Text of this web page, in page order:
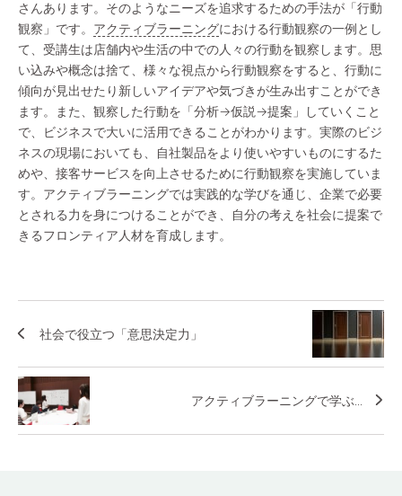
さんあります。そのようなニーズを追求するための手法が「行動
観察」です。 アクティブラーニングにおける行動観察の一例とし
て、受講生は店舗内や生活の中での人々の行動を観察します。思
い込みや概念は捨て、様々な視点から行動観察をすると、行動に
傾向が見出せたり新しいアイデアや気づきが生み出すことができ
ます。また、観察した行動を「分析→仮説→提案」していくこと
で、ビジネスで大いに活用できることがわかります。実際のビジ
ネスの現場においても、自社製品をより使いやすいものにするた
めや、接客サービスを向上させるために行動観察を実施していま
す。アクティブラーニングでは実践的な学びを通じ、企業で必要
とされる力を身につけることができ、自分の考えを社会に提案で
きるフロンティア人材を育成します。
社会で役立つ「意思決定力」
アクティブラーニングで学ぶ...